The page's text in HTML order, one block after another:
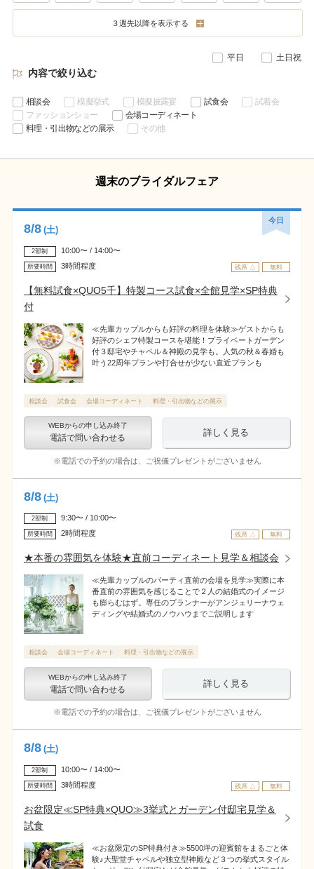
24
3件
25
3件
26
2件
3
3件
4
3件
３週先以降を表示する
平日 土日祝
内容で絞り込む
相談会 模擬挙式 模擬披露宴 試食会
試着会
ファッションショー
会場コーディネート
料理・引出物などの展示
その他
週末のブライダルフェア
今日
8/8 (土)
残席 △ 無料
2部制 10:00〜 / 14:00〜
所要時間 3時間程度
【無料試食×QUO5千】特製コース試食×全館見学×SP特典
付
≪先輩カップルからも好評の料理を体験≫ゲストからも
好評のシェフ特製コースを堪能！プライベートガーデン
付３邸宅やチャペル＆神殿の見学も。人気の秋＆春婚も
叶う22周年プランや打合せが少ない直近プランも
相談会 試食会 会場コーディネート 料理・引出物などの展示
WEBからの申し込み終了
電話で問い合わせる
詳しく見る
※電話での予約の場合は、ご祝儀プレゼントがございません
8/8 (土)
残席 △ 無料
2部制 9:30〜 / 10:00〜
所要時間 2時間程度
★本番の雰囲気を体験★直前コーディネート見学＆相談会
≪先輩カップルのパーティ直前の会場を見学≫実際に本
番直前の雰囲気を感じることで２人の結婚式のイメージ
も膨らむはず。専任のプランナーがアンジェリーナウェ
ディングや結婚式のノウハウまでご説明します
相談会 会場コーディネート 料理・引出物などの展示
WEBからの申し込み終了
電話で問い合わせる
詳しく見る
※電話での予約の場合は、ご祝儀プレゼントがございません
8/8 (土)
残席 △ 無料
2部制 10:00〜 / 14:00〜
所要時間 3時間程度
お盆限定≪SP特典×QUO≫3挙式とガーデン付邸宅見学＆
試食
≪お盆限定のSP特典付き≫5500坪の迎賓館をまるごと体
験♪大聖堂チャペルや独立型神殿など３つの挙式スタイル